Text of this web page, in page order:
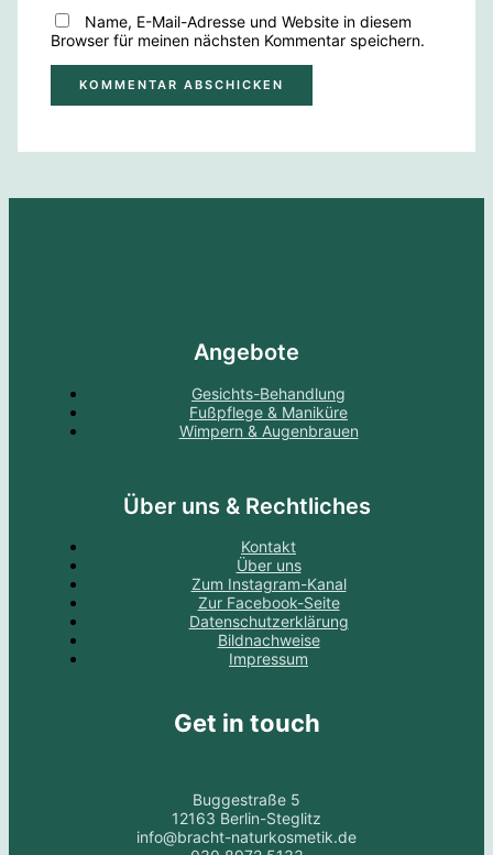
Name, E-Mail-Adresse und Website in diesem
Browser für meinen nächsten Kommentar speichern.
Angebote
Gesichts-Behandlung
Fußpflege & Maniküre
Wimpern & Augenbrauen
Über uns & Rechtliches
Kontakt
Über uns
Zum Instagram-Kanal
Zur Facebook-Seite
Datenschutzerklärung
Bildnachweise
Impressum
Get in touch
Buggestraße 5
12163 Berlin-Steglitz
info@bracht-naturkosmetik.de